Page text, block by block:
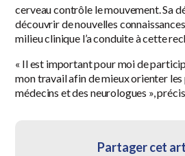
cerveau contrôle le mouvement. Sa
découvrir de nouvelles
milieu clinique l’a conduite à cette
« Il est important pour moi de
mon travail afin de mieux orienter les
médecins et des neurologues »,
Partager cet